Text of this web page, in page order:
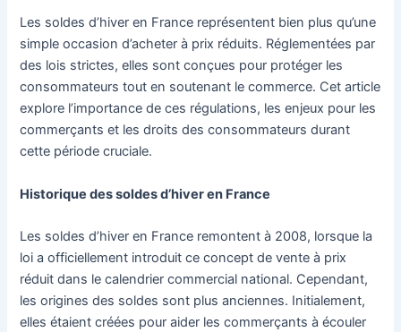
Les soldes d’hiver en France représentent bien plus qu’une
simple occasion d’acheter à prix réduits. Réglementées par
des lois strictes, elles sont conçues pour protéger les
consommateurs tout en soutenant le commerce. Cet article
explore l’importance de ces régulations, les enjeux pour les
commerçants et les droits des consommateurs durant
cette période cruciale.
Historique des soldes d’hiver en France
Les soldes d’hiver en France remontent à 2008, lorsque la
loi a officiellement introduit ce concept de vente à prix
réduit dans le calendrier commercial national. Cependant,
les origines des soldes sont plus anciennes. Initialement,
elles étaient créées pour aider les commerçants à écouler